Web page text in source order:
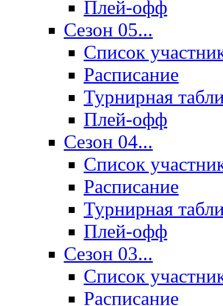
Плей-офф
Сезон 05...
Список
Расписание
Турнирная
Плей-офф
Сезон 04...
Список
Расписание
Турнирная
Плей-офф
Сезон 03...
Список
Расписание